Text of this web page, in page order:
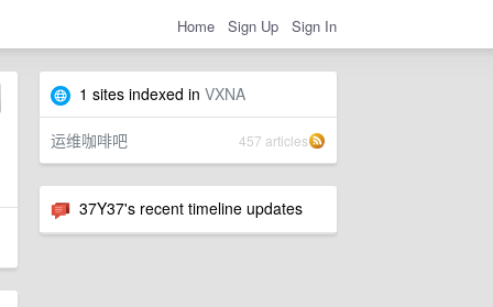
Home Sign Up Sign In
1 sites indexed in VXNA
运维咖啡吧 457 articles
37Y37's recent timeline updates